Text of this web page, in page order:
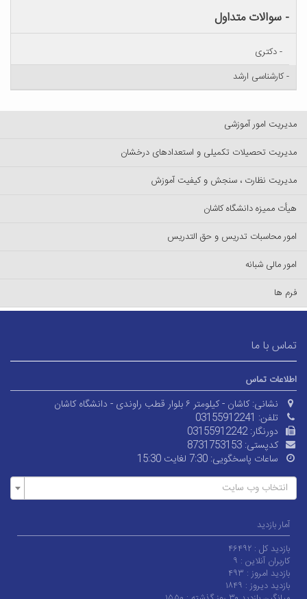
- سوالات متداول
- دکتری
- کارشناسی ارشد
مدیریت امور آموزشی
مدیریت تحصیلات تکمیلی و استعدادهای درخشان
مدیریت نظارت ، سنجش و کیفیت آموزش
هیأت ممیزه دانشگاه کاشان
امور محاسبات تدریس و حق التدریس
امور مالی شبانه
فرم ها
تماس با ما
اطلاعات تماس
نشانی: کاشان - کیلومتر ۶ بلوار قطب راوندی - دانشگاه کاشان
تلفن: 03155912241
دورنگار:03155912242
کدپستی: 8731753153
ساعات پاسخگویی: 7:30 لغایت 15:30
انتخاب وب سایت
آمار بازدید
بازدید کل : ۴۶۴۹۲
کاربران آنلاین : ۹
بازدید امروز : ۴۹۳
بازدید دیروز : ۱۸۴۹